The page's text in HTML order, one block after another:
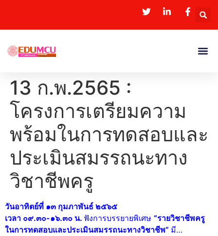
13 ก.พ.2565 :
โครงการเตรียมความ
พร้อมในการทดสอบและ
ประเมินสมรรถนะทาง
วิชาชีพครู
วันอาทิตย์ที่ ๑๓ กุมภาพันธ์ ๒๕๖๕
เวลา ๐๙.๓๐-๑๖.๓๐ น. ฟังการบรรยายพิเศษ “รายวิชาชีพครู
ในการทดสอบและประเมินสมรรถนะทางวิชาชีพ” มี…